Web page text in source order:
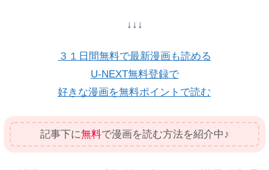
↓↓↓
３１日間無料で最新漫画も読める
U-NEXT無料登録で
好きな漫画を無料ポイントで読む
記事下に無料で漫画を読む方法を紹介中♪